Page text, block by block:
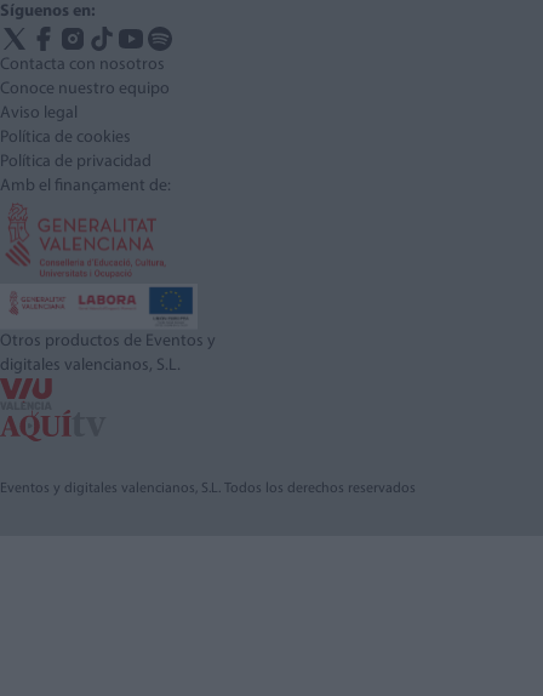
Síguenos en:
Contacta con nosotros
Conoce nuestro equipo
Aviso legal
Política de cookies
Política de privacidad
Amb el finançament de:
Otros productos de Eventos y
digitales valencianos, S.L.
Eventos y digitales valencianos, S.L. Todos los derechos reservados